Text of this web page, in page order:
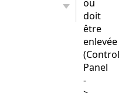
ou
doit
être
enlevée
(Control
Panel
-